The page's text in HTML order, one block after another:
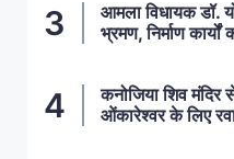
आमला विधायक डॉ.
भ्रमण, निर्माण
कनोजिया शिव
ओंकारेश्वर के लिए